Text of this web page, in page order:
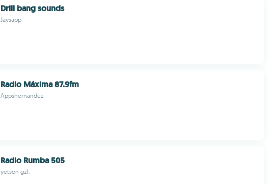
Drill bang sounds
Jaysapp
Radio Máxima 87.9fm
Appshernandez
Radio Rumba 505
yetson gzl.